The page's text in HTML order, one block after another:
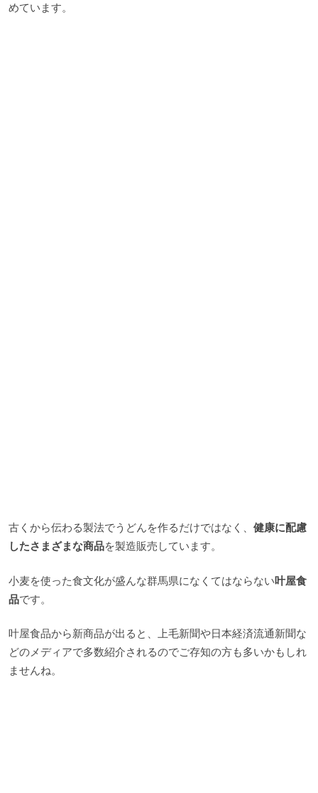
めています。
古くから伝わる製法でうどんを作るだけではなく、 健康に配慮
したさまざまな商品を製造販売しています。
小麦を使った食文化が盛んな群馬県になくてはならない叶屋食
品です。
叶屋食品から新商品が出ると、上毛新聞や日本経済流通新聞な
どのメディアで多数紹介されるのでご存知の方も多いかもしれ
ませんね。